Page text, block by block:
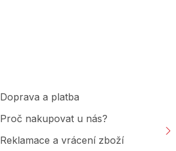
Doprava a platba
Proč nakupovat u nás?
Reklamace a vrácení zboží